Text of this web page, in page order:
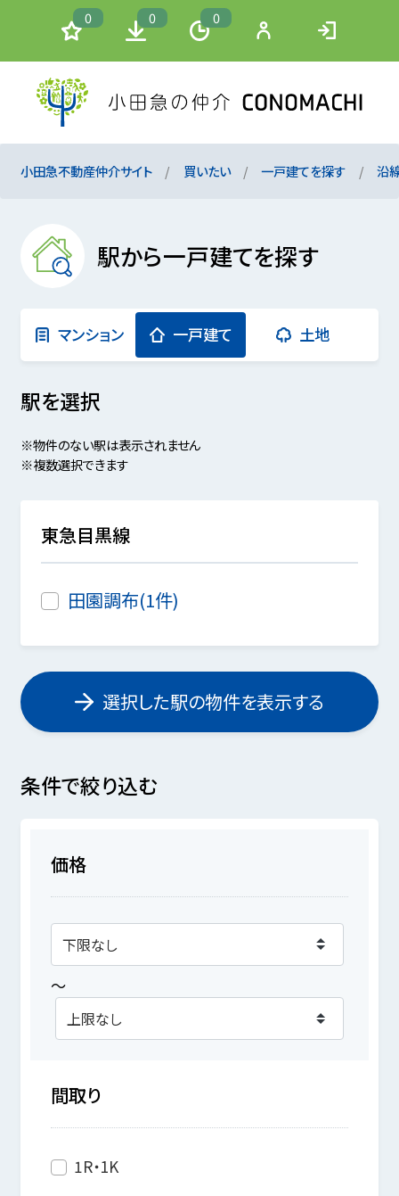
0 0 0
小田急不動産仲介サイト 買いたい 一戸建てを探す 沿
駅から一戸建てを探す
マンション 一戸建て 土地
駅を選択
※物件のない駅は表示されません
※複数選択できます
東急目黒線
田園調布(1件)
選択した駅の物件を表示する
条件で絞り込む
価格
～
間取り
1R・1K